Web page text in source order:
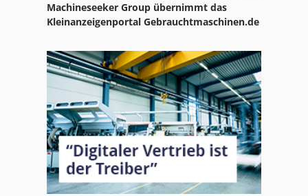
Heidelberger
Heidelberger Gtp
Klischee
Kodak Belichter
Letterpress
Nummerier
Machineseeker Group übernimmt das
Kleinanzeigenportal Gebrauchtmaschinen.de